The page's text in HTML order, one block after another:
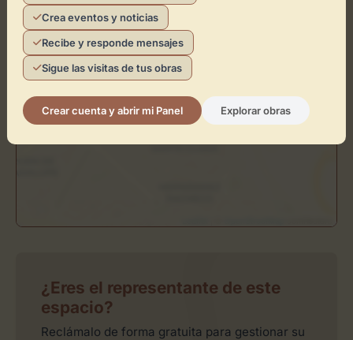
Sala Pintores 10
Toca el mapa para interactuar
¿Eres el representante de este
espacio?
Reclámalo de forma gratuita para gestionar su
Crea eventos y noticias
Recibe y responde mensajes
Sigue las visitas de tus obras
Crear cuenta y abrir mi Panel Explorar obras